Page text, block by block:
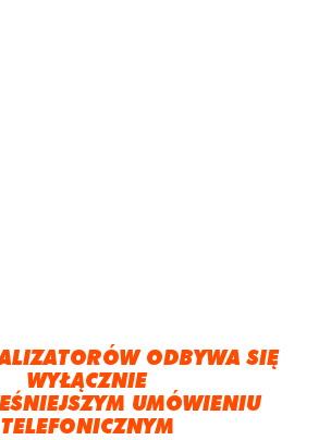
ODBYWA SIĘ
WYŁĄCZNIE
UMÓWIENIU
TELEFONICZNYM